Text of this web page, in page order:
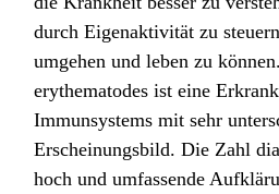
durch Eigenaktivität zu
umgehen und leben zu
erythematodes ist eine
Immunsystems mit sehr
Erscheinungsbild. Die Zahl
hoch und umfassende